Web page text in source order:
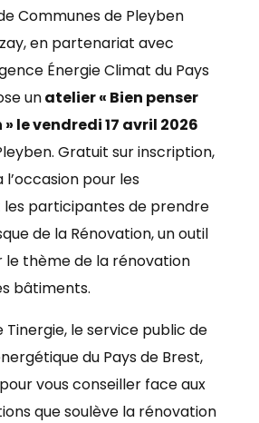
Communes de Pleyben
en partenariat avec
Énergie Climat du Pays
unatelier « Bien penser
le vendredi 17 avril 2026
Gratuit sur inscription,
pour les
participantes de prendre
de la Rénovation, un outil
thème de la rénovation
bâtiments.
Tinergie, le service public de
du Pays de Brest,
vous conseiller face aux
que soulève la rénovation